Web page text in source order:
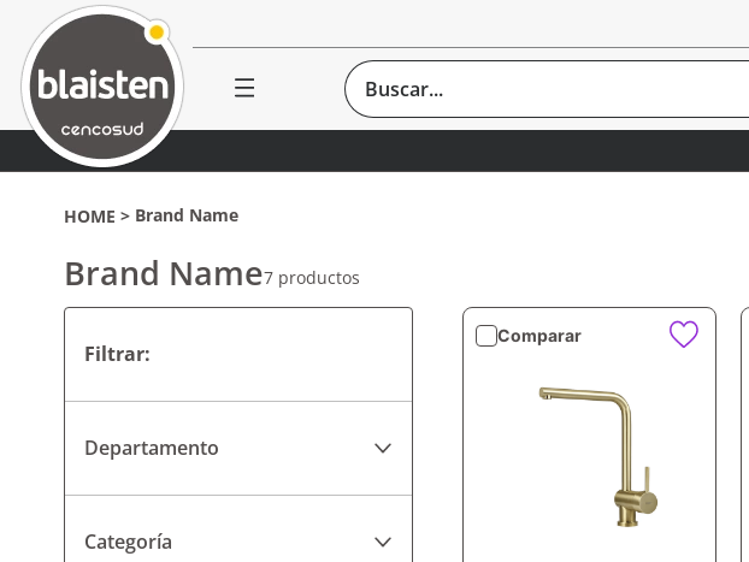
Buscar...
Brand Name
Brand Name7 productos
Departamento
Pisos y Revestimientos
Griferías
Categoría
Comparar
VISTA RÁPIDA